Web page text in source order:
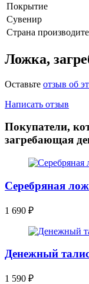
Покрытие
Сувенир
Страна
Ложка,
Оставьте отзыв об
Написать отзыв
Покупатели,
загребающая
Серебряная
1 690 ₽
Денежный
1 590 ₽